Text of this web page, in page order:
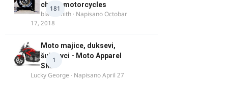
181
chock motorcycles
blacksmith · NapisanoOctobar
17, 2018
1
Moto majice, duksevi,
šuškavci - Moto Apparel
SRB
Lucky George · NapisanoApril 27